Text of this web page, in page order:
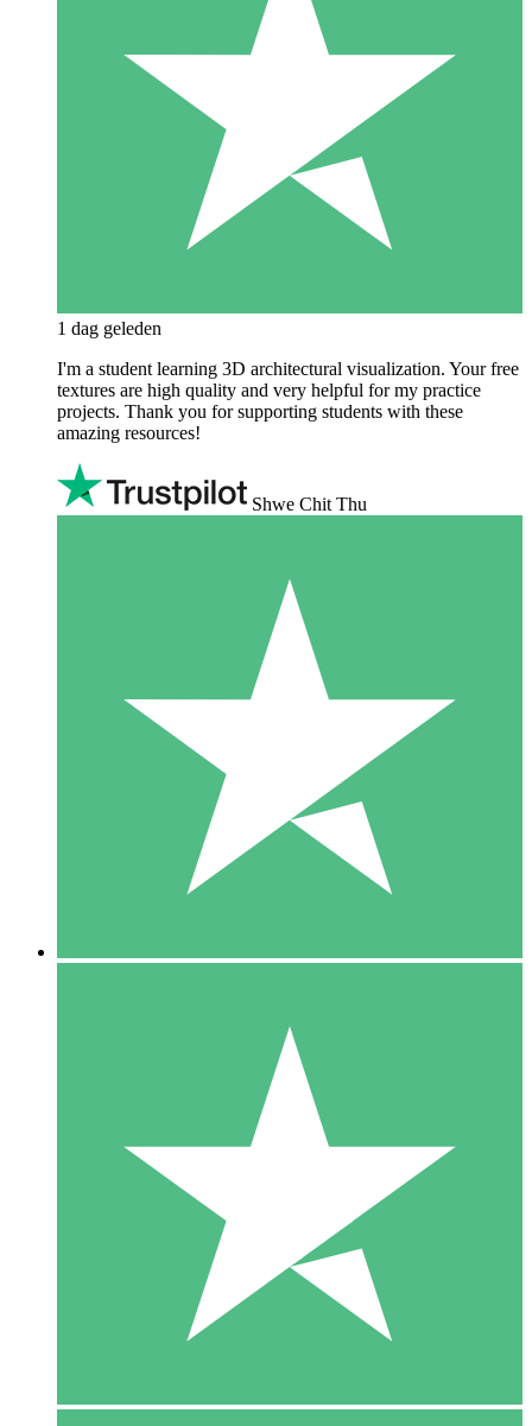
1 dag geleden
I'm a student learning 3D architectural visualization. Your free
textures are high quality and very helpful for my practice
projects. Thank you for supporting students with these
amazing resources!
Shwe Chit Thu